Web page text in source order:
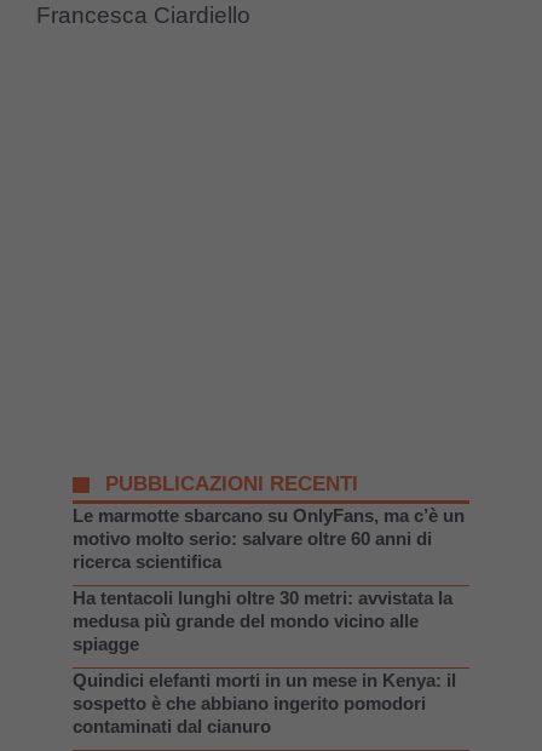
Francesca Ciardiello
PUBBLICAZIONI RECENTI
Le marmotte sbarcano su OnlyFans, ma c’è un
motivo molto serio: salvare oltre 60 anni di
ricerca scientifica
Ha tentacoli lunghi oltre 30 metri: avvistata la
medusa più grande del mondo vicino alle
spiagge
Quindici elefanti morti in un mese in Kenya: il
sospetto è che abbiano ingerito pomodori
contaminati dal cianuro